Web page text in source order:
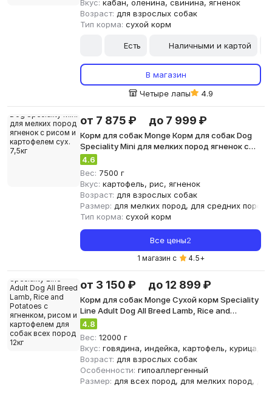
Вкус: кабан, оленина, свинина, ягненок
Возраст: для взрослых собак
Тип корма: сухой корм
Есть Наличными и картой
В магазин
Четыре лапы
4.9
от 7 875 ₽ до 7 999 ₽
Корм для собак Monge Корм для собак Dog
Speciality Mini для мелких пород ягненок с
рисом и картофелем сух. 7,5кг
4.6
Вес: 7500 г
Вкус: картофель, рис, ягненок
Возраст: для взрослых собак
Размер: для мелких пород, для средних пород,
Тип корма: сухой корм
Все цены2
1 магазин с 4.5+
от 3 150 ₽ до 12 899 ₽
Корм для собак Monge Сухой корм Speciality
Line Adult Dog All Breed Lamb, Rice and
Potatoes с ягненком, рисом и картофелем
для собак всех пород 12кг
4.8
Вес: 12000 г
Вкус: говядина, индейка, картофель, курица,
Возраст: для взрослых собак
Особенности: гипоаллергенный
Размер: для всех пород, для мелких пород,